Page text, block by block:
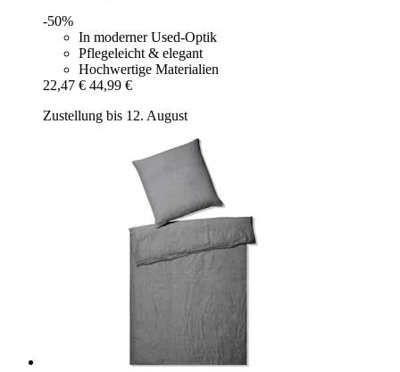
-50%
In moderner Used-Optik
Pflegeleicht & elegant
Hochwertige Materialien
22,47 € 44,99 €
Zustellung bis 12. August